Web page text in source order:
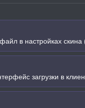
в настройках
загрузки в